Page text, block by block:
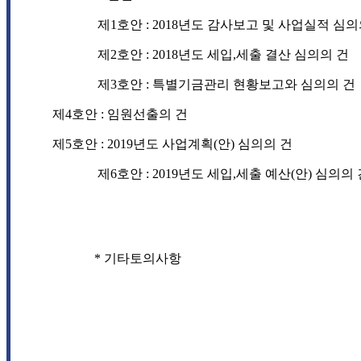
제 1 호안 : 2018년도 감사보고 및 사업실적 심의
제 2호안 : 2018년도 세입,세출 결산 심의의 건
제 3호안 : 특별기금관리 현황보고와 심의의 건
제4호안 : 임원선출의 건
제5호안 : 2019년도 사업계획(안) 심의의 건
제 6호안 : 2019년도 세입,세출 예산(안) 심의의
* 기타토의사항